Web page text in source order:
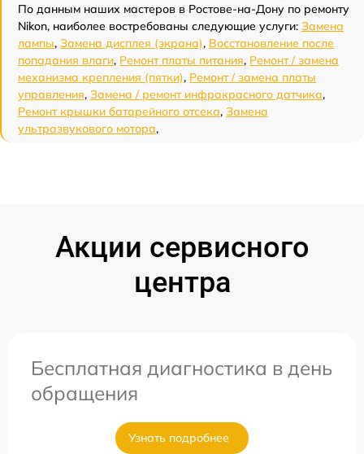
По данным наших мастеров в Ростове-на-Дону по ремонту
Nikon, наиболее востребованы следующие услуги: Замена
лампы, Замена дисплея (экрана), Восстановление после
попадания влаги, Ремонт платы питания, Ремонт / замена
механизма крепления (пятки), Ремонт / замена платы
управления, Замена / ремонт инфракрасного датчика,
Ремонт крышки батарейного отсека, Замена
ультразвукового мотора,
Акции сервисного
центра
Бесплатная диагностика в день
обращения
Узнать подробнее